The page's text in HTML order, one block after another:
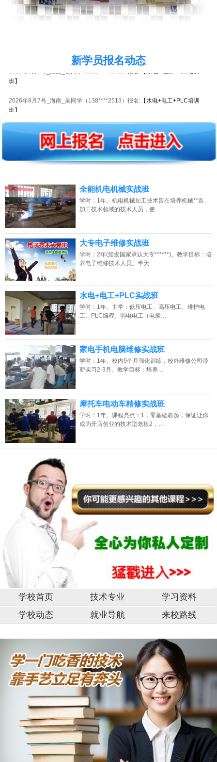
新学员报名动态
2026年8月7号_江西_杨同学（152****0862）报名:【水电+电工+PLC培训
班】
班】
2026年8月7号_浙江_杨同学（132****7945）报名:【水电+电工+PLC培训
班】
2026年8月7号_山西_韩同学（134****0381）报名:【水电+电工+PLC培训
班】
班】
2026年8月7号_陕西_刘同学（138****0359）报名:【水电+电工+PLC培训
班】
2026年8月7号_安徽_田同学（159****8770）报名:【水电+电工+PLC培训
班】
2026年8月7号_重庆_朱同学（154****9681）报名:【水电+电工+PLC培训
班】
2026年8月7号_天津_潘同学（187****6603）报名:【水电+电工+PLC培训
班】
2026年8月7号_海南_胡同学（130****6593）报名:
班】
2026年8月7号_天津_江同学（180****6876）报名:
班】
全能机电机械实战班
学时：1年。机电机械加工技术旨在培养机械**造、
加工技术领域的技术人员，使…
大专电子维修实战班
学时：2年(颁发国家承认大专******)。教学目标：培
养电子维修技术人员。半天…
水电+电工+PLC实战班
学时：1年。主学：低压电工、高压电工、维护电
工、PLC编程、弱电电工（电脑…
家电手机电脑维修实战班
学时：1年。校内9个月强化训练，校外维修公司带
薪实习2-3月。教学目标：培养…
摩托车电动车精修实战班
学时：1年。课程亮点：1，零基础教起，保证让你
成为开店创业的技术型老板2，…
学校首页 技术专业
学习资料
学校动态
就业导航 来校路线
山
湖
南
阳